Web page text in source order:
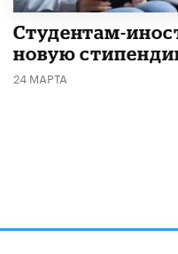
Студентам-
новую
24 МАРТА